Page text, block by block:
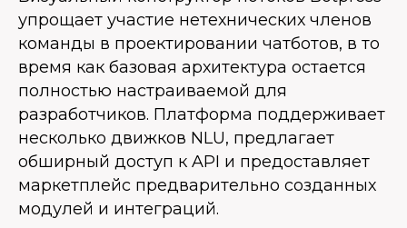
упрощает участие нетехнических членов
команды в проектировании чатботов, в то
время как базовая архитектура остается
полностью настраиваемой для
разработчиков. Платформа поддерживает
несколько движков NLU, предлагает
обширный доступ к API и предоставляет
маркетплейс предварительно созданных
модулей и интеграций.